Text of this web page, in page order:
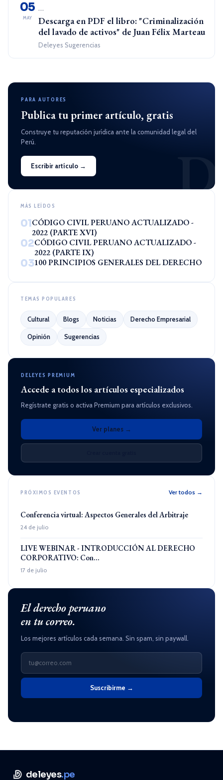
05
MAY
...
Descarga en PDF el libro: "Criminalización
del lavado de activos" de Juan Félix Marteau
Deleyes Sugerencias
D
PARA AUTORES
Publica tu primer artículo, gratis
Construye tu reputación jurídica ante la comunidad legal del
Perú.
Escribir artículo →
MÁS LEÍDOS
01CÓDIGO CIVIL PERUANO ACTUALIZADO -
2022 (PARTE XVI)
02CÓDIGO CIVIL PERUANO ACTUALIZADO -
2022 (PARTE IX)
03100 PRINCIPIOS GENERALES DEL DERECHO
TEMAS POPULARES
Cultural Blogs Noticias Derecho Empresarial
Opinión Sugerencias
DELEYES PREMIUM
Accede a todos los artículos especializados
Regístrate gratis o activa Premium para artículos exclusivos.
Ver planes →
PRÓXIMOS EVENTOS Ver todos →
Conferencia virtual: Aspectos Generales del Arbitraje
24 de julio
LIVE WEBINAR - INTRODUCCIÓN AL DERECHO
CORPORATIVO: Con...
17 de julio
El derecho peruano
en tu correo.
Los mejores artículos cada semana. Sin spam, sin paywall.
Suscribirme →
deleyes.pe